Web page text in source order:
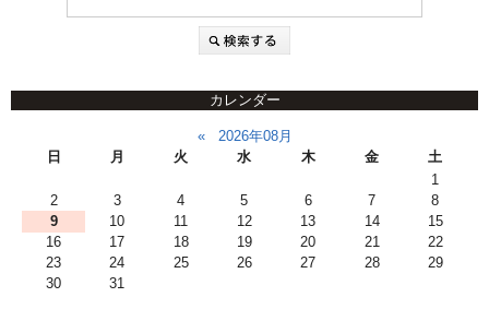
カレンダー
«
2026年08月
日
月 火 水 木 金
土
1
2
3 4 5 6 7
8
9
10 11 12 13 14
15
16
17 18 19 20 21
22
23
24 25 26 27 28
29
30
31